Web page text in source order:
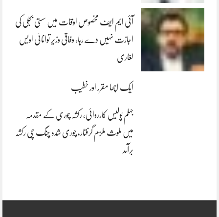
آئی ایم ایف مخصوص اوقات میں سستی بجلی کی
اجازت نہیں دے رہا، وفاقی وزیر توانائی اویس
لغاری
ایک اچھا مقرر اور خطیب
جہلم پولیس کارروائی، رکشہ چوری کے مقدمہ
میں ملوث ملزم گرفتار، چوری شدہ چنگ چی رکشہ
برآمد